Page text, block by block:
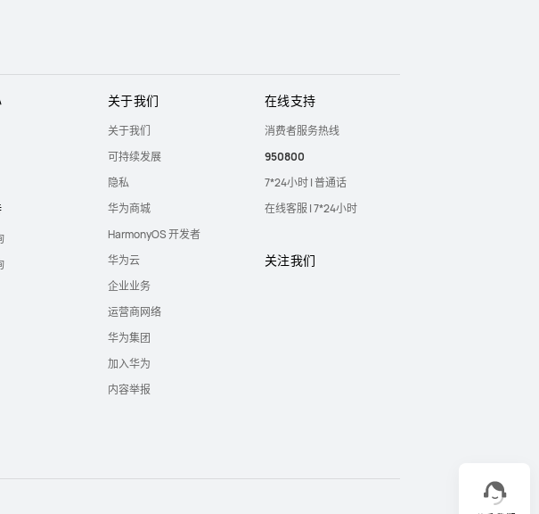
关于我们
关于我们
可持续发展
隐私
华为商城
HarmonyOS 开发者
华为云
企业业务
运营商网络
华为集团
加入华为
内容举报
在线支持
消费者服务热线
950800
7*24小时 | 普通话
在线客服 | 7*24小时
关注我们